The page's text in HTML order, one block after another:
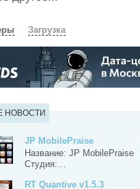
Загрузка
ЗЕРКАЛО ЗЕРКАЛО №2
НОВОСТИ
JP MobilePraise
Название: JP MobilePraise
Студия:…
RT Quantive v1.5.3